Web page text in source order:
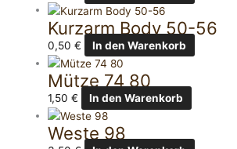
Kurzarm Body 50-56
0,50€ In den Warenkorb
Mütze 74 80
1,50€ In den Warenkorb
Weste 98